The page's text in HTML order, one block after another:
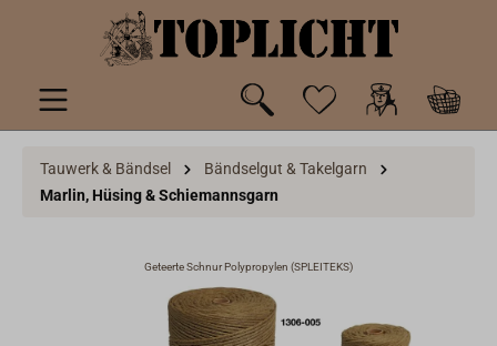
springen
Tauwerk & Bändsel
Bändselgut & Takelgarn
Marlin, Hüsing & Schiemannsgarn
Geteerte Schnur Polypropylen (SPLEITEKS)